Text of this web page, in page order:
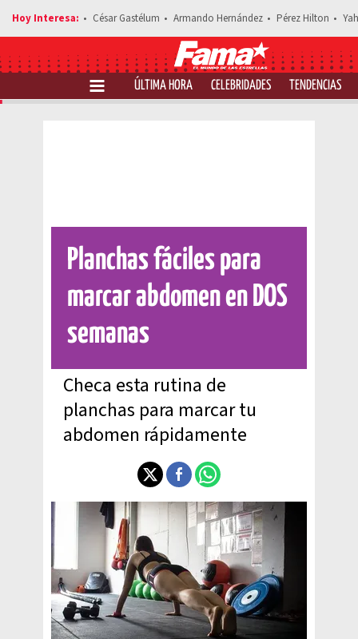
César Gastélum Armando Hernández Pérez Hilton
ÚLTIMA HORA CELEBRIDADES TENDENCIAS
Planchas fáciles para
marcar abdomen en DOS
semanas
Checa esta rutina de
planchas para marcar tu
abdomen rápidamente